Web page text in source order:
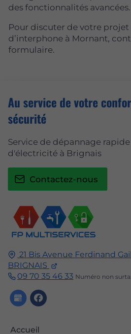
des fonctionnalités avancées.
Pour discuter de votre projet
d’interphone à Mornant,
formulaire.
21 Bis Avenue Ferdinand
BRIGNAIS
09 70 35 46 33 Numéro non
Accueil
Au service de votre
sécurité
Service de dépannage
d'électricité à Brignais
Contactez-nous